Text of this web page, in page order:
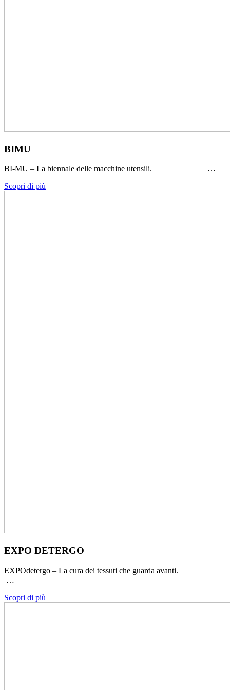
BIMU
BI-MU – La biennale delle macchine utensili. …
Scopri di più
EXPO DETERGO
EXPOdetergo – La cura dei tessuti che guarda avanti.
…
Scopri di più